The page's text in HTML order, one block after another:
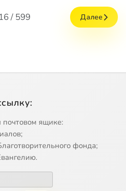
/ 599 Далее
ящике:
фонда;